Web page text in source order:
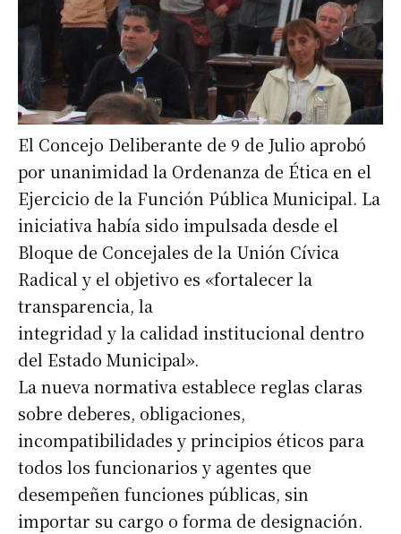
El Concejo Deliberante de 9 de Julio aprobó
por unanimidad la Ordenanza de Ética en el
Ejercicio de la Función Pública Municipal. La
iniciativa había sido impulsada desde el
Bloque de Concejales de la Unión Cívica
Radical y el objetivo es «fortalecer la
transparencia, la
integridad y la calidad institucional dentro
del Estado Municipal».
La nueva normativa establece reglas claras
sobre deberes, obligaciones,
incompatibilidades y principios éticos para
todos los funcionarios y agentes que
desempeñen funciones públicas, sin
importar su cargo o forma de designación.